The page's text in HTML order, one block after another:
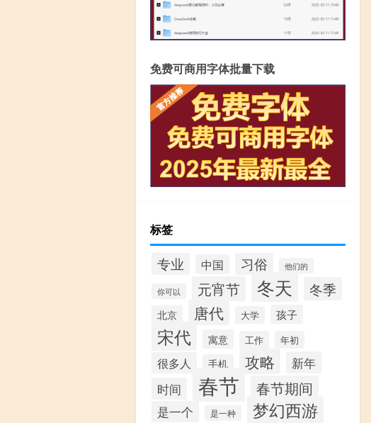
免费可商用字体批量下载
标签
专业 中国 习俗 他们的
你可以 元宵节 冬天 冬季
北京 唐代 大学 孩子
宋代 寓意 工作 年初
很多人 手机 攻略
新年
时间
春节 春节期间
是一个 是一种 梦幻西游